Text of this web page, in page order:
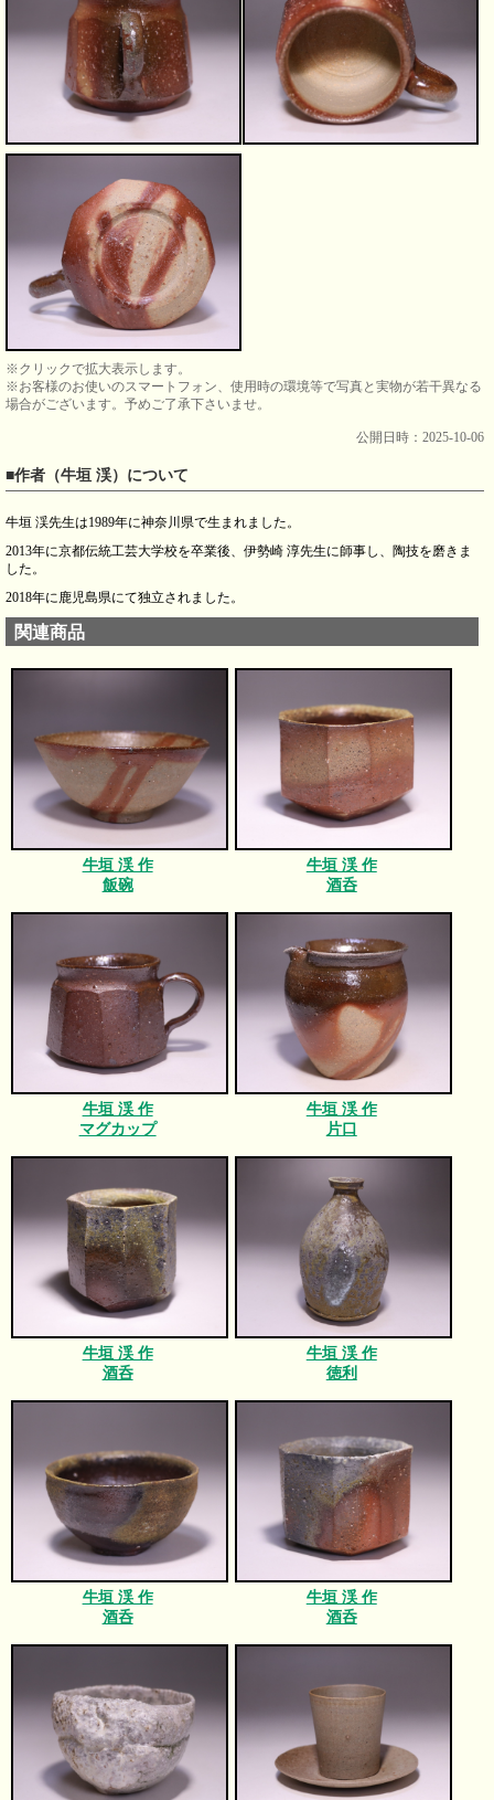
※クリックで拡大表示します。
※お客様のお使いのスマートフォン、使用時の環境等で写真と実物が若干異なる
場合がございます。予めご了承下さいませ。
公開日時：2025-10-06
■作者（牛垣 渓）について
牛垣 渓先生は1989年に神奈川県で生まれました。
2013年に京都伝統工芸大学校を卒業後、伊勢崎 淳先生に師事し、陶技を磨きま
した。
2018年に鹿児島県にて独立されました。
関連商品
牛垣 渓 作
飯碗
牛垣 渓 作
酒呑
牛垣 渓 作
マグカップ
牛垣 渓 作
片口
牛垣 渓 作
酒呑
牛垣 渓 作
徳利
牛垣 渓 作
酒呑
牛垣 渓 作
酒呑